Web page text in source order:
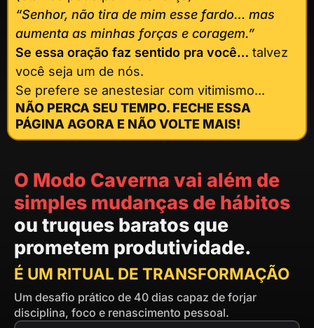
“Senhor, não tira de mim esse fardo… mas
aumenta as minhas forças e coragem.”
Se essa oração faz sentido pra você… talvez
você seja um de nós.
Se prefere se anestesiar com vitimismo...
NÃO PERCA SEU TEMPO. FECHE ESSA
PÁGINA AGORA E NÃO VOLTE MAIS!
O Modo Caverna vai além de
simples mudanças de hábitos
ou truques baratos que
prometem produtividade.
É UM RITUAL DE TRANSFORMAÇÃO
Um desafio prático de 40 dias capaz de forjar
disciplina, foco e renascimento pessoal.